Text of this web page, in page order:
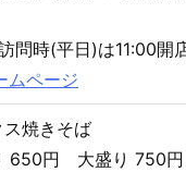
問時(平日)は11:00開
ムページ
ス焼きそば
650円 大盛り 750円